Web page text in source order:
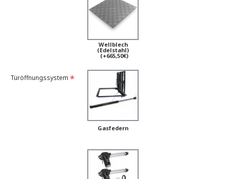
Wellblech
(Edelstahl)
(+665,50€)
Türöffnungssystem
Gasfedern